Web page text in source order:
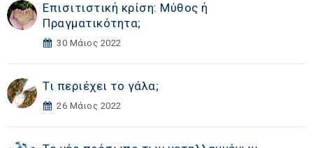
Επισιτιστική κρίση: Μύθος ή
Πραγματικότητα;
30 Μάιος 2022
Τι περιέχει το γάλα;
26 Μάιος 2022